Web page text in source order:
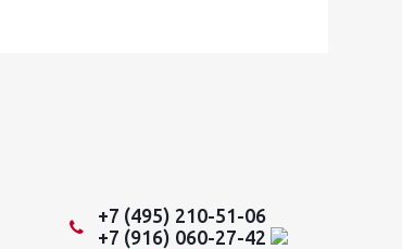
+7 (495) 210-51-06
+7 (916) 060-27-42